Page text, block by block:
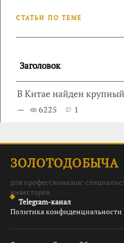
СТАТЬИ ПО ТЕМЕ
Заголовок
В Китае найден
— 6225 1
ЗОЛОТОДОБЫЧА
для профессионалов:
инвесторов
Telegram-канал
Политика конфиденциальности